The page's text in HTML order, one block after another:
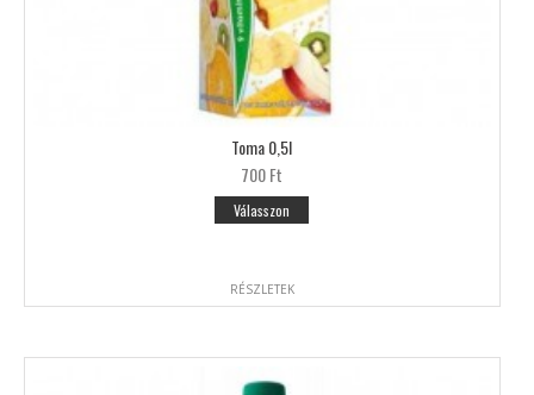
Toma 0,5l
700 Ft
Válasszon
RÉSZLETEK